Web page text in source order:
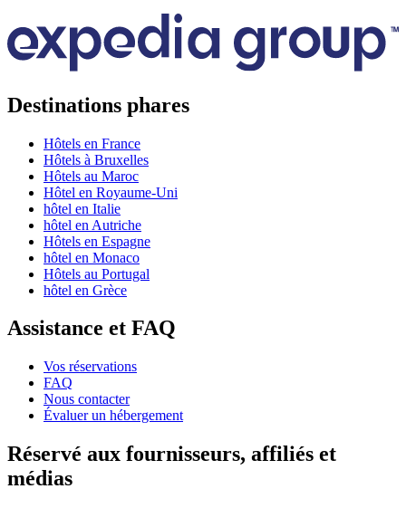
Destinations phares
Hôtels en France
Hôtels à Bruxelles
Hôtels au Maroc
Hôtel en Royaume-Uni
hôtel en Italie
hôtel en Autriche
Hôtels en Espagne
hôtel en Monaco
Hôtels au Portugal
hôtel en Grèce
Assistance et FAQ
Vos réservations
FAQ
Nous contacter
Évaluer un hébergement
Réservé aux fournisseurs, affiliés et
médias